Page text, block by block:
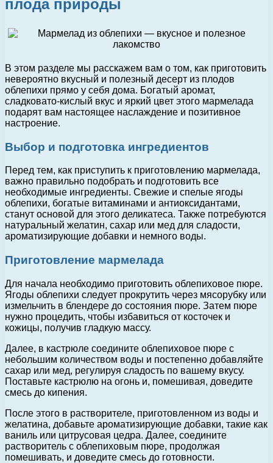
плода природы
В этом разделе мы расскажем вам о том, как приготовить
невероятно вкусный и полезный десерт из плодов
облепихи прямо у себя дома. Богатый аромат,
сладковато-кислый вкус и яркий цвет этого мармелада
подарят вам настоящее наслаждение и позитивное
настроение.
Выбор и подготовка ингредиентов
Перед тем, как приступить к приготовлению мармелада,
важно правильно подобрать и подготовить все
необходимые ингредиенты. Свежие и спелые ягоды
облепихи, богатые витаминами и антиоксидантами,
станут основой для этого деликатеса. Также потребуются
натуральный желатин, сахар или мед для сладости,
ароматизирующие добавки и немного воды.
Приготовление мармелада
Для начала необходимо приготовить облепиховое пюре.
Ягоды облепихи следует прокрутить через мясорубку или
измельчить в блендере до состояния пюре. Затем пюре
нужно процедить, чтобы избавиться от косточек и
кожицы, получив гладкую массу.
Далее, в кастрюле соедините облепиховое пюре с
небольшим количеством воды и постепенно добавляйте
сахар или мед, регулируя сладость по вашему вкусу.
Поставьте кастрюлю на огонь и, помешивая, доведите
смесь до кипения.
После этого в растворителе, приготовленном из воды и
желатина, добавьте ароматизирующие добавки, такие как
ваниль или цитрусовая цедра. Далее, соедините
растворитель с облепиховым пюре, продолжая
помешивать, и доведите смесь до готовности.